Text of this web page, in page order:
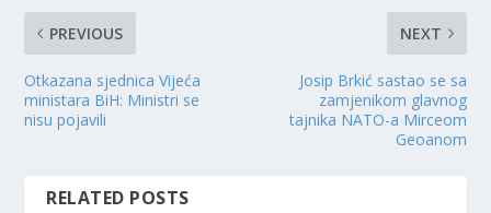
PREVIOUS
Otkazana sjednica Vijeća
ministara BiH: Ministri se
nisu pojavili
NEXT
Josip Brkić sastao se sa
zamjenikom glavnog
tajnika NATO-a Mirceom
Geoanom
RELATED POSTS